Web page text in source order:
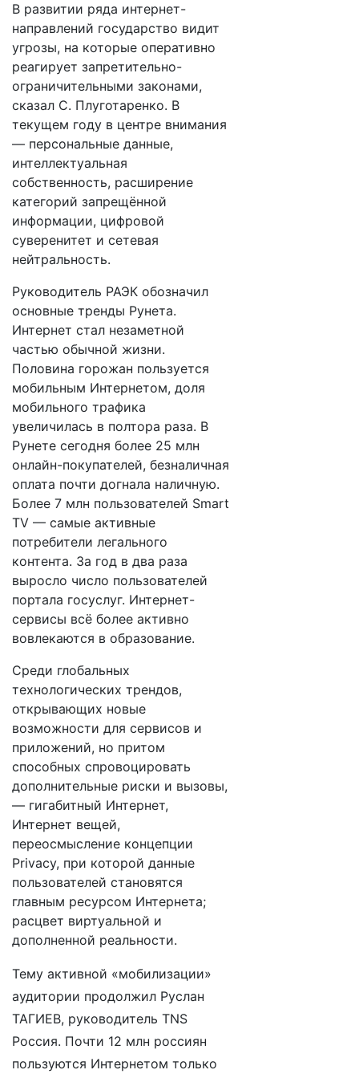
В развитии ряда интернет-
направлений государство видит
угрозы, на которые оперативно
реагирует запретительно-
ограничительными законами,
сказал С. Плуготаренко. В
текущем году в центре внимания
— персональные данные,
интеллектуальная
собственность, расширение
категорий запрещённой
информации, цифровой
суверенитет и сетевая
нейтральность.
Руководитель РАЭК обозначил
основные тренды Рунета.
Интернет стал незаметной
частью обычной жизни.
Половина горожан пользуется
мобильным Интернетом, доля
мобильного трафика
увеличилась в полтора раза. В
Рунете сегодня более 25 млн
онлайн-покупателей, безналичная
оплата почти догнала наличную.
Более 7 млн пользователей Smart
TV — самые активные
потребители легального
контента. За год в два раза
выросло число пользователей
портала госуслуг. Интернет-
сервисы всё более активно
вовлекаются в образование.
Среди глобальных
технологических трендов,
открывающих новые
возможности для сервисов и
приложений, но притом
способных спровоцировать
дополнительные риски и вызовы,
— гигабитный Интернет,
Интернет вещей,
переосмысление концепции
Privacy, при которой данные
пользователей становятся
главным ресурсом Интернета;
расцвет виртуальной и
дополненной реальности.
Тему активной «мобилизации»
аудитории продолжил Руслан
ТАГИЕВ, руководитель TNS
Россия. Почти 12 млн россиян
пользуются Интернетом только